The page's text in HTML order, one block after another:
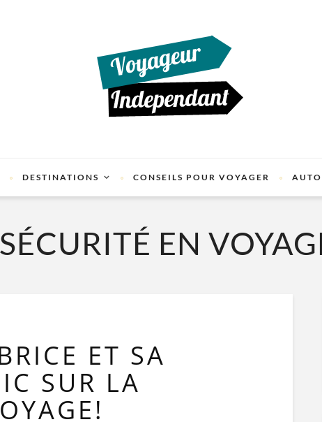
DESTINATIONS CONSEILS POUR VOYAGER
SÉCURITÉ EN
ET SA
SUR LA